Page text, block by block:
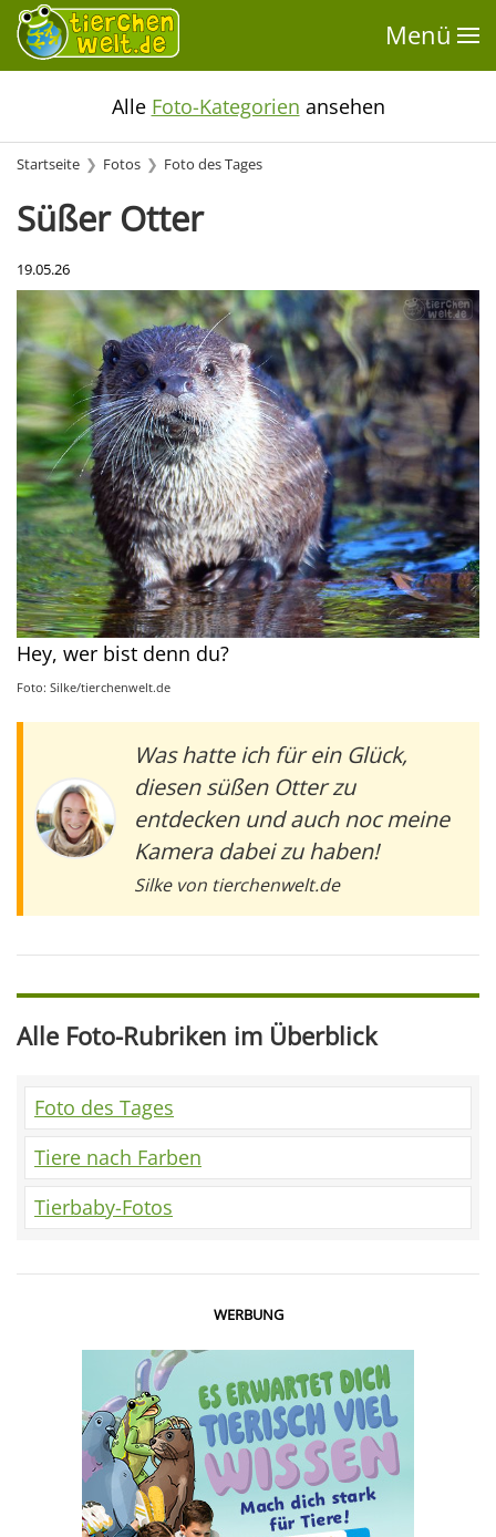
Menü
Alle Foto-Kategorien ansehen
Startseite Fotos Foto des Tages
Süßer Otter
19.05.26
Hey, wer bist denn du?
Foto: Silke/tierchenwelt.de
Was hatte ich für ein Glück,
diesen süßen Otter zu
entdecken und auch noc meine
Kamera dabei zu haben!
Silke von tierchenwelt.de
Alle Foto-Rubriken im Überblick
Foto des Tages
Tiere nach Farben
Tierbaby-Fotos
WERBUNG